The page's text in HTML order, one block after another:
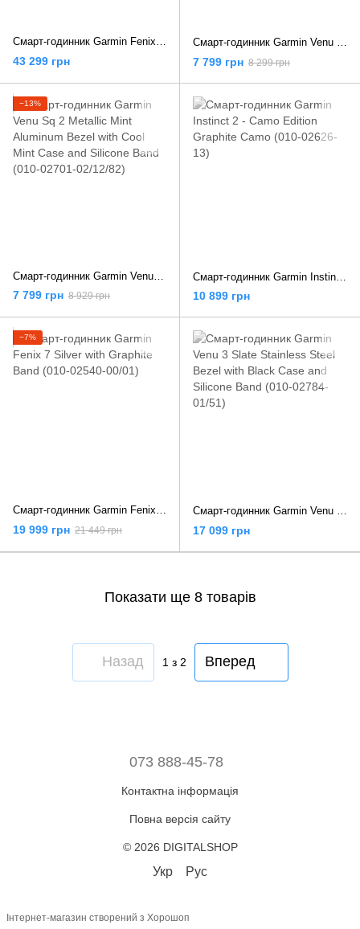
43 299 грн 7 799 грн 8 299 грн
−13%
7 799 грн 8 929 грн 10 899 грн
−7%
Смарт-годинник Garmin Fenix 7 Silver with Graphite Band (010-02540-00/01)
19 999 грн 21 449 грн
Смарт-годинник Garmin Venu 3 Slate Stainless Steel Bezel with Black Case and Silicone Band (010-02784-01/51)
17 099 грн
Показати ще 8 товарів
Назад 1 з 2 Вперед
073 888-45-78
Контактна інформація
Повна версія сайту
© 2026 DIGITALSHOP
Укр Рус
Інтернет-магазин створений з Хорошоп